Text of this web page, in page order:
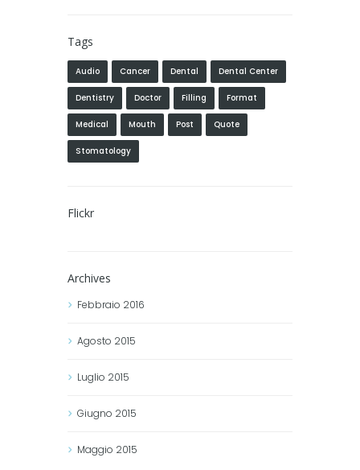
Tags
Audio Cancer Dental Dental Center
Dentistry Doctor Filling Format
Medical Mouth Post Quote
Stomatology
Flickr
Archives
Febbraio 2016
Agosto 2015
Luglio 2015
Giugno 2015
Maggio 2015